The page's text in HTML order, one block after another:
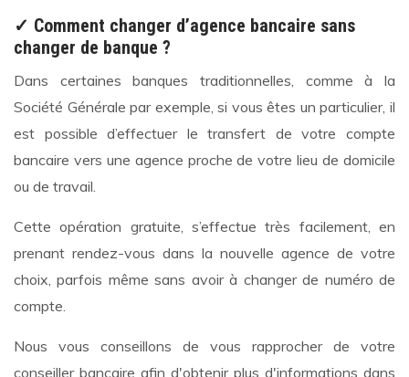
✓ Comment changer d’agence bancaire sans
changer de banque ?
Dans certaines banques traditionnelles, comme à la
Société Générale par exemple, si vous êtes un particulier, il
est possible d’effectuer le transfert de votre compte
bancaire vers une agence proche de votre lieu de domicile
ou de travail.
Cette opération gratuite, s’effectue très facilement, en
prenant rendez-vous dans la nouvelle agence de votre
choix, parfois même sans avoir à changer de numéro de
compte.
Nous vous conseillons de vous rapprocher de votre
conseiller bancaire afin d'obtenir plus d'informations dans